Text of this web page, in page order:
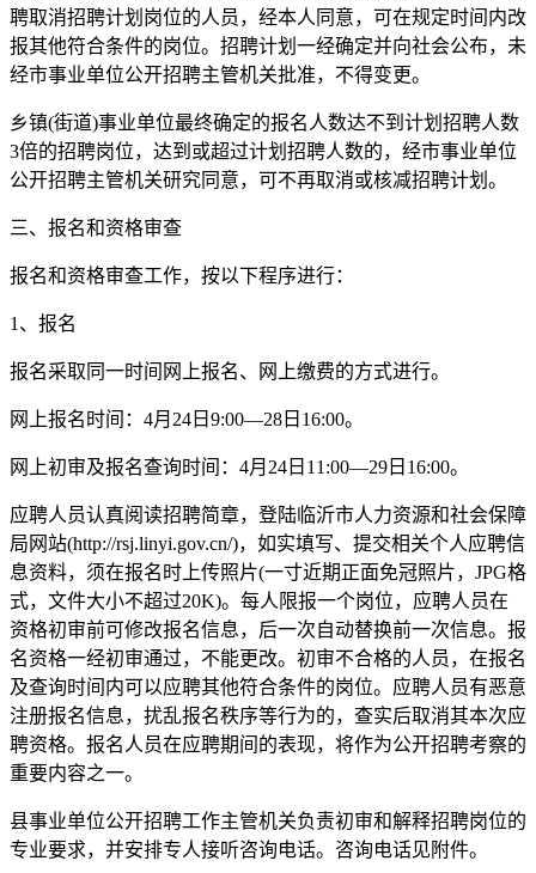
聘取消招聘计划岗位的人员，经本人同意，可在规定时间内改
报其他符合条件的岗位。招聘计划一经确定并向社会公布，未
经市事业单位公开招聘主管机关批准，不得变更。
乡镇(街道)事业单位最终确定的报名人数达不到计划招聘人数
3倍的招聘岗位，达到或超过计划招聘人数的，经市事业单位
公开招聘主管机关研究同意，可不再取消或核减招聘计划。
三、报名和资格审查
报名和资格审查工作，按以下程序进行：
1、报名
报名采取同一时间网上报名、网上缴费的方式进行。
网上报名时间：4月24日9:00—28日16:00。
网上初审及报名查询时间：4月24日11:00—29日16:00。
应聘人员认真阅读招聘简章，登陆临沂市人力资源和社会保障
局网站(http://rsj.linyi.gov.cn/)，如实填写、提交相关个人应聘信
息资料，须在报名时上传照片(一寸近期正面免冠照片，JPG格
式，文件大小不超过20K)。每人限报一个岗位，应聘人员在
资格初审前可修改报名信息，后一次自动替换前一次信息。报
名资格一经初审通过，不能更改。初审不合格的人员，在报名
及查询时间内可以应聘其他符合条件的岗位。应聘人员有恶意
注册报名信息，扰乱报名秩序等行为的，查实后取消其本次应
聘资格。报名人员在应聘期间的表现，将作为公开招聘考察的
重要内容之一。
县事业单位公开招聘工作主管机关负责初审和解释招聘岗位的
专业要求，并安排专人接听咨询电话。咨询电话见附件。